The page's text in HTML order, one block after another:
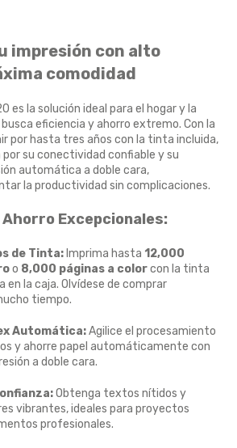
impresión con alto
comodidad
es la solución ideal para el hogar y la
eficiencia y ahorro extremo. Con la
por hasta tres años con la tinta incluida,
su conectividad confiable y su
automática a doble cara,
la productividad sin complicaciones.
Excepcionales:
de Tinta: Imprima hasta 12,000
o 8,000 páginas a colorcon la tinta
en la caja. Olvídese de comprar
tiempo.
Automática:Agilice el procesamiento
y ahorre papel automáticamente con
a doble cara.
Obtenga textos nítidos y
vibrantes,ideales para proyectos
profesionales.